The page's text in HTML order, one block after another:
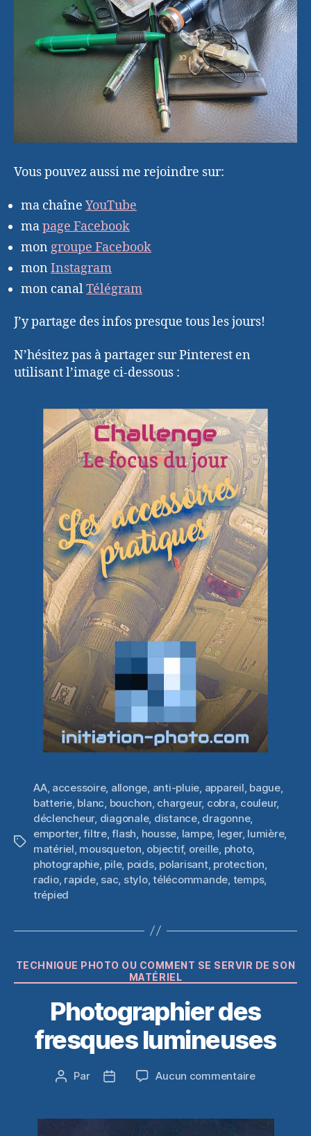
Vous pouvez aussi me rejoindre sur:
ma chaîne YouTube
mapage Facebook
mon groupe Facebook
mon Instagram
mon canalTélégram
J’y partage des infos presque tous les jours!
N’hésitez pas à partager sur Pinterest en
utilisant l’image ci-dessous :
Étiquettes
AA, accessoire, allonge anti-pluie appareil bague,
batterie, blanc bouchon chargeur, cobra couleur,
déclencheur, diagonale, distance, dragonne,
emporter,filtre,flash housse lampe, leger, lumière,
matériel mousqueton objectif, oreille photo,
photographie, pile, poids, polarisant, protection
radio, rapide, sac stylo,télécommande temps,
trépied
Catégories
TECHNIQUE PHOTO OU COMMENT SE SERVIR DE SON
MATÉRIEL
Photographier des
fresques lumineuses
Auteur
Par
Date
Aucun commentairesur
fresques